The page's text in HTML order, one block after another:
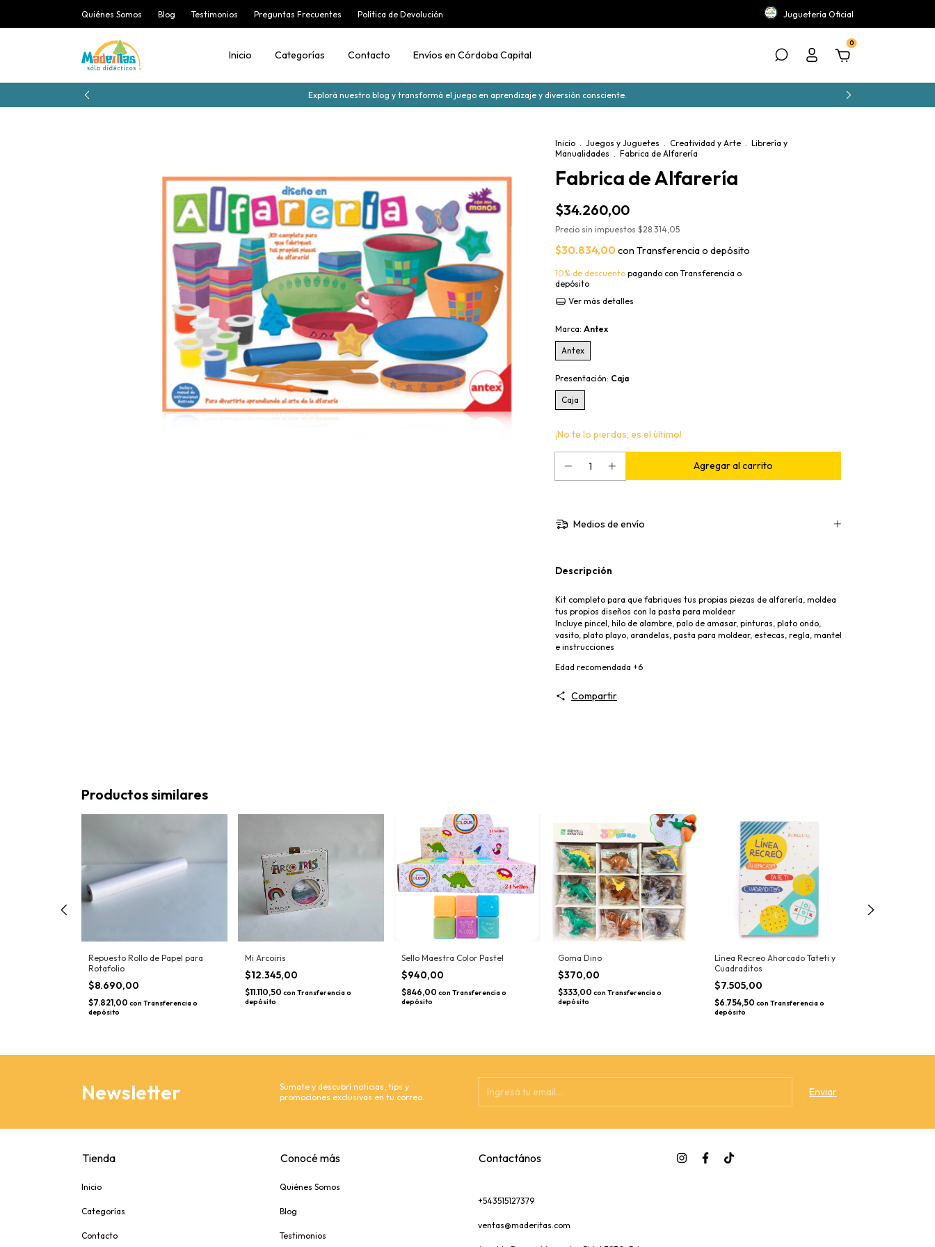
Quiénes Somos Blog Testimonios Preguntas Frecuentes Política de Devolución Juguetería Oficial
Inicio Categorías Contacto Envíos en Córdoba Capital
0
Explorá nuestro blog y transformá el juego en aprendizaje y diversión consciente.
Inicio . Juegos y Juguetes . Creatividad y Arte . Librería y
Manualidades . Fabrica de Alfarería
Fabrica de Alfarería
$34.260,00
Precio sin impuestos $28.314,05
$30.834,00 con Transferencia o depósito
10% de descuento pagando con Transferencia o
depósito
Ver más detalles
Marca: Antex
Antex
Presentación: Caja
Caja
¡No te lo pierdas, es el último!
Medios de envío
Descripción
Kit completo para que fabriques tus propias piezas de alfarería, moldea
tus propios diseños con la pasta para moldear
Incluye pincel, hilo de alambre, palo de amasar, pinturas, plato ondo,
vasito, plato playo, arandelas, pasta para moldear, estecas, regla, mantel
e instrucciones
Edad recomendada +6
Compartir
Productos similares
Repuesto Rollo de Papel para
Rotafolio
$8.690,00
$7.821,00 con Transferencia o
depósito
Mi Arcoiris
$12.345,00
$11.110,50 con Transferencia o
depósito
Sello Maestra Color Pastel
$940,00
$846,00 con Transferencia o
depósito
Goma Dino
$370,00
$333,00 con Transferencia o
depósito
Línea Recreo Ahorcado Tateti y
Cuadraditos
$7.505,00
$6.754,50 con Transferencia o
depósito
Newsletter
Sumate y descubrí noticias, tips y
promociones exclusivas en tu correo.
Tienda
Inicio
Categorías
Contacto
Conocé más
Quiénes Somos
Blog
Testimonios
Contactános
+543515127379
ventas@maderitas.com